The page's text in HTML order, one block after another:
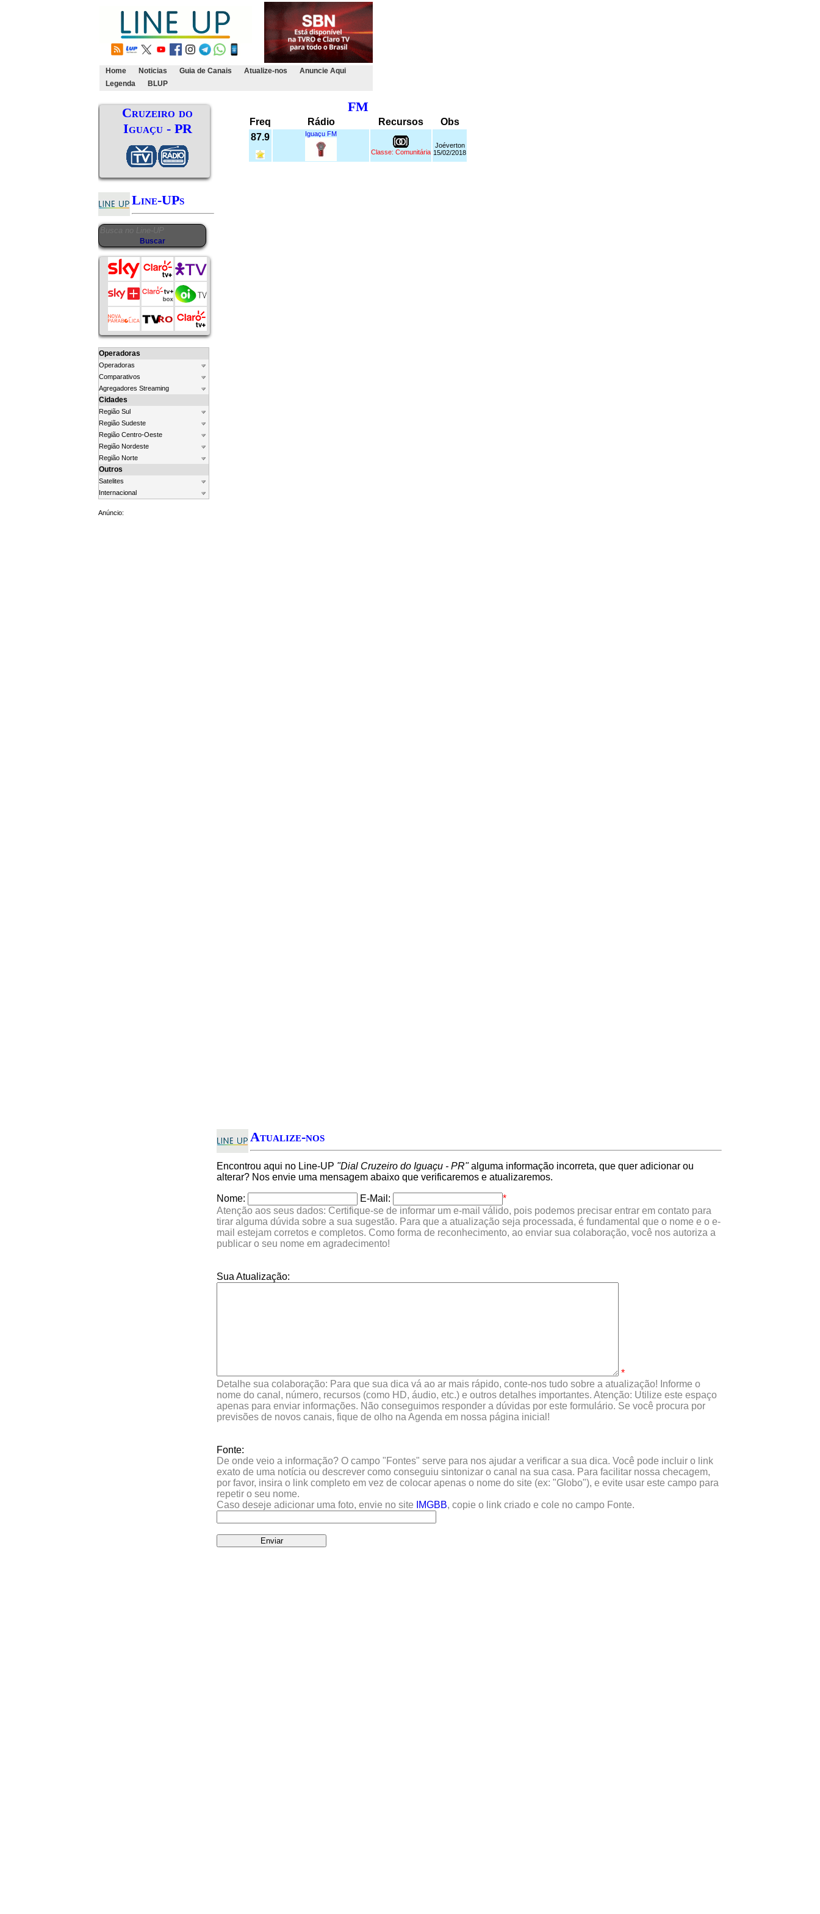
Home Noticias Guia de Canais Atualize-nos
Anuncie Aqui
Legenda
BLUP
Cruzeiro do
Iguaçu - PR
Line-UPs
Operadoras
Operadoras
Comparativos
Agregadores Streaming
Cidades
Região Sul
Região Sudeste
Região Centro-Oeste
Região Nordeste
Região Norte
Outros
Satelites
Internacional
Anúncio:
FM
Freq Rádio Recursos
Obs
87.9
Iguaçu FM
Classe: Comunitária
Joéverton
15/02/2018
Atualize-nos
Encontrou aqui no Line-UP "Dial Cruzeiro do Iguaçu - PR"alguma informação incorreta, que quer adicionar ou
alterar? Nos envie uma mensagem abaixo que verificaremos e atualizaremos.
Nome: E-Mail:
*
Atenção aos seus dados: Certifique-se de informar um e-mail válido, pois podemos precisar entrar em contato para
tirar alguma dúvida sobre a sua sugestão. Para que a atualização seja processada, é fundamental que o nome e o e-
mail estejam corretos e completos. Como forma de reconhecimento, ao enviar sua colaboração, você nos autoriza a
publicar o seu nome em agradecimento!
Sua Atualização:
*
Detalhe sua colaboração: Para que sua dica vá ao ar mais rápido, conte-nos tudo sobre a atualização! Informe o
nome do canal, número, recursos (como HD, áudio, etc.) e outros detalhes importantes. Atenção: Utilize este espaço
apenas para enviar informações. Não conseguimos responder a dúvidas por este formulário. Se você procura por
previsões de novos canais, fique de olho na Agenda em nossa página inicial!
Fonte:
De onde veio a informação? O campo "Fontes" serve para nos ajudar a verificar a sua dica. Você pode incluir o link
exato de uma notícia ou descrever como conseguiu sintonizar o canal na sua casa. Para facilitar nossa checagem,
por favor, insira o link completo em vez de colocar apenas o nome do site (ex: "Globo"), e evite usar este campo para
repetir o seu nome.
Caso deseje adicionar uma foto, envie no site
IMGBB, copie o link criado e cole no campo Fonte.